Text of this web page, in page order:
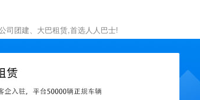
司团建、大巴租赁,首选人人巴士!